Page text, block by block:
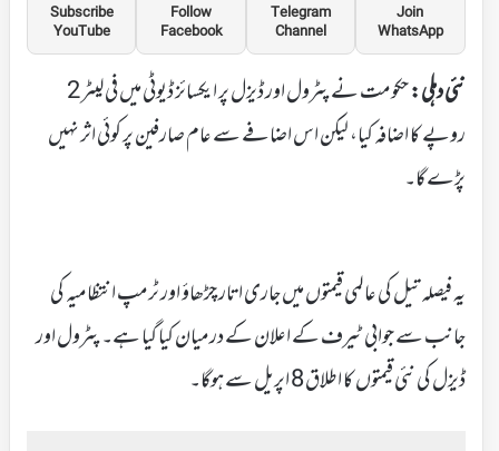
Join
WhatsApp
Telegram
Channel
Follow
Facebook
Subscribe
YouTube
نئی دہلی:
حکومت نے پٹرول اور ڈیزل پر ایکسائز ڈیوٹی میں فی لیٹر 2
روپے کا اضافہ کیا، لیکن اس اضافے سے عام صارفین پر کوئی اثر نہیں
پڑے گا۔
یہ فیصلہ تیل کی عالمی قیمتوں میں جاری اتار چڑھاؤ اور ٹرمپ انتظامیہ کی
جانب سے جوابی ٹیرف کے اعلان کے درمیان کیا گیا ہے۔ پٹرول اور
ڈیزل کی نئی قیمتوں کا اطلاق 8 اپریل سے ہوگا۔